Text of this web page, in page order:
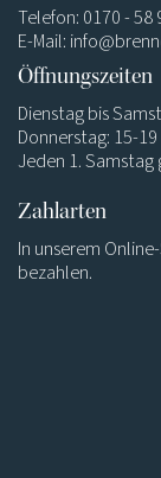
Telefon: 0170 - 58
E-Mail:
Öffnungszeiten
Dienstag bis
Donnerstag: 15-19
Jeden 1. Samstag
Zahlarten
In unserem
bezahlen.